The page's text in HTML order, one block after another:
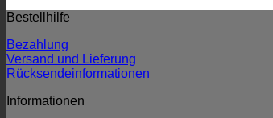
Bestellhilfe
Bezahlung
Versand und Lieferung
Rücksendeinformationen
Informationen